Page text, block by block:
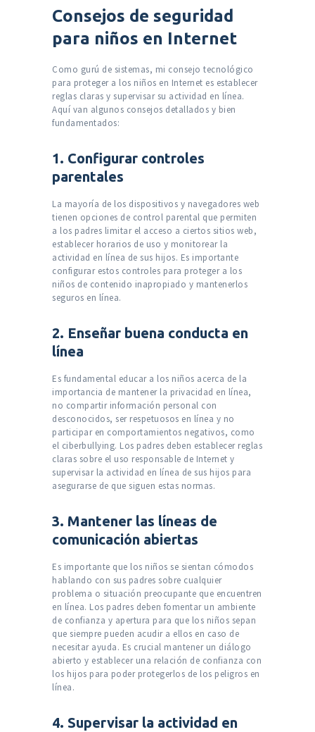
Consejos de seguridad
para niños en Internet
Como gurú de sistemas, mi consejo tecnológico
para proteger a los niños en Internet es establecer
reglas claras y supervisar su actividad en línea.
Aquí van algunos consejos detallados y bien
fundamentados:
1. Configurar controles
parentales
La mayoría de los dispositivos y navegadores web
tienen opciones de control parental que permiten
a los padres limitar el acceso a ciertos sitios web,
establecer horarios de uso y monitorear la
actividad en línea de sus hijos. Es importante
configurar estos controles para proteger a los
niños de contenido inapropiado y mantenerlos
seguros en línea.
2. Enseñar buena conducta en
línea
Es fundamental educar a los niños acerca de la
importancia de mantener la privacidad en línea,
no compartir información personal con
desconocidos, ser respetuosos en línea y no
participar en comportamientos negativos, como
el ciberbullying. Los padres deben establecer reglas
claras sobre el uso responsable de Internet y
supervisar la actividad en línea de sus hijos para
asegurarse de que siguen estas normas.
3. Mantener las líneas de
comunicación abiertas
Es importante que los niños se sientan cómodos
hablando con sus padres sobre cualquier
problema o situación preocupante que encuentren
en línea. Los padres deben fomentar un ambiente
de confianza y apertura para que los niños sepan
que siempre pueden acudir a ellos en caso de
necesitar ayuda. Es crucial mantener un diálogo
abierto y establecer una relación de confianza con
los hijos para poder protegerlos de los peligros en
línea.
4. Supervisar la actividad en